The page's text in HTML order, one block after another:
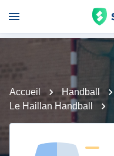
Accueil Handball
Le Haillan Handball